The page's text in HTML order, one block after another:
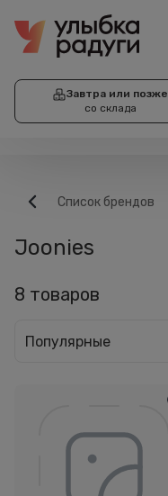
Завтра или позже
со склада
Список брендов
Joonies
8 товаров
Популярные